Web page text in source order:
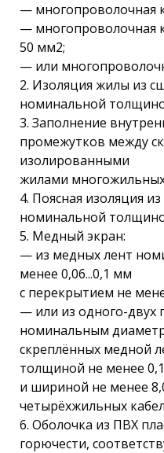
— многопроволочная
— многопроволочная
50 мм2;
— или
2. Изоляция жилы из
номинальной
3. Заполнение
промежутков между
изолированными
жилами
4. Поясная изоляция
номинальной
5. Медный экран:
— из медных лент
менее 0,06...0,1 мм
с перекрытием не
— или из одного-
номинальным
скреплённых медной
толщиной не менее
и шириной не менее
четырёхжильных
6. Оболочка из ПВХ
горючести,